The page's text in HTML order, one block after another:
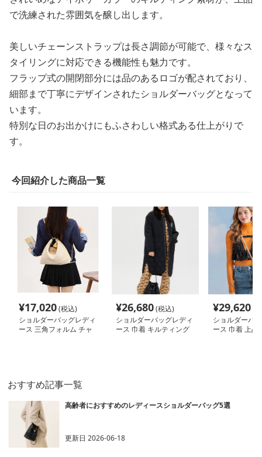
で洗練された雰囲気を醸し出します。
美しいチェーンストラップは長さ調節が可能で、様々なス
タイリングに対応できる機能性も魅力です。
フラップ式の開閉部分には品のあるロゴが配されており、
細部まで丁寧にデザインされたショルダーバッグとなって
います。
特別な日のお出かけにもふさわしい格式ある仕上がりで
す。
今回紹介した商品一覧
¥17,020(税込)
ショルダーバッグレディ
ース 三角フォルム チャ
¥26,680(税込)
ショルダーバッグレディ
ース 巾着 キルティング
¥29,620
ショルダーバ
ース 巾着 上品
おすすめ記事一覧
高齢者におすすめのレディースショルダーバッグ5選
更新日2026-06-18